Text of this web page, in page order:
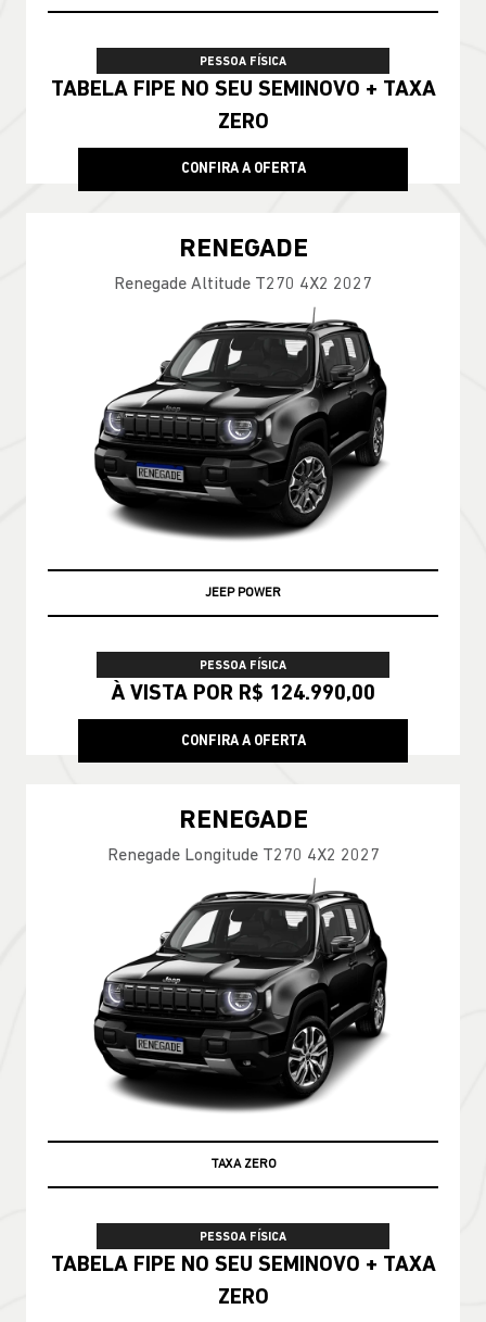
PESSOA FÍSICA
TABELA FIPE NO SEU SEMINOVO + TAXA
ZERO
CONFIRA A OFERTA
RENEGADE
Renegade Altitude T270 4X2 2027
JEEP POWER
PESSOA FÍSICA
À VISTA POR R$ 124.990,00
CONFIRA A OFERTA
RENEGADE
Renegade Longitude T270 4X2 2027
TAXA ZERO
PESSOA FÍSICA
TABELA FIPE NO SEU SEMINOVO + TAXA
ZERO